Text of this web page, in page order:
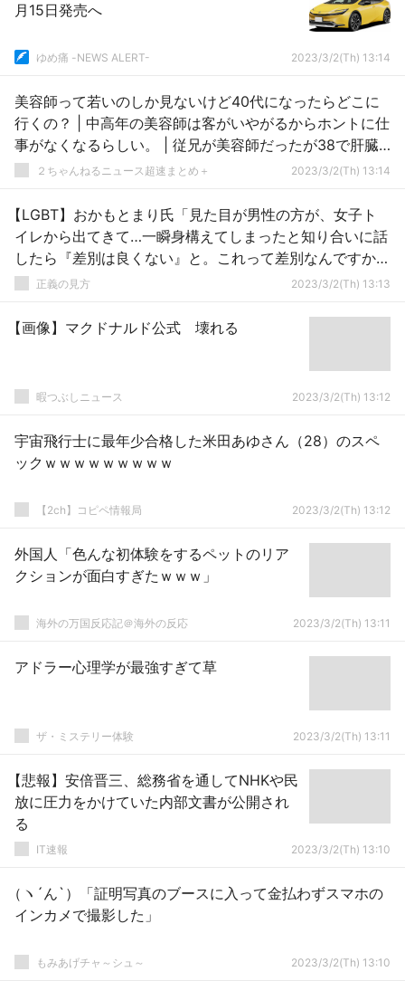
月15日発売へ
ゆめ痛 -NEWS ALERT- 2023/3/2(Th) 13:14
美容師って若いのしか見ないけど40代になったらどこに
行くの？ | 中高年の美容師は客がいやがるからホントに仕
事がなくなるらしい。 | 従兄が美容師だったが38で肝臓
がんで死んでる
２ちゃんねるニュース超速まとめ＋ 2023/3/2(Th) 13:14
【LGBT】おかもとまり氏「見た目が男性の方が、女子ト
イレから出てきて…一瞬身構えてしまったと知り合いに話
したら『差別は良くない』と。これって差別なんですか
ね…」正義の見方 2023/3/2(Th) 13:13
【画像】マクドナルド公式 壊れる
暇つぶしニュース 2023/3/2(Th) 13:12
宇宙飛行士に最年少合格した米田あゆさん（28）のスペ
ックｗｗｗｗｗｗｗｗｗ
【2ch】コピペ情報局 2023/3/2(Th) 13:12
外国人「色んな初体験をするペットのリア
クションが面白すぎたｗｗｗ」
海外の万国反応記＠海外の反応 2023/3/2(Th) 13:11
アドラー心理学が最強すぎて草
ザ・ミステリー体験 2023/3/2(Th) 13:11
【悲報】安倍晋三、総務省を通してNHKや民
放に圧力をかけていた内部文書が公開され
る
IT速報 2023/3/2(Th) 13:10
（ヽ´ん`）「証明写真のブースに入って金払わずスマホの
インカメで撮影した」
もみあげチャ～シュ～ 2023/3/2(Th) 13:10